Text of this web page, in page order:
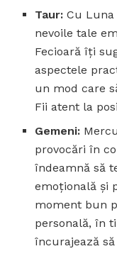
Taur: Cu
nevoile tale
Fecioară îți
aspectele
un mod care
Fii atent la
Gemeni:
provocări în
îndeamnă să
emoțională și
moment bun
personală, în
încurajează